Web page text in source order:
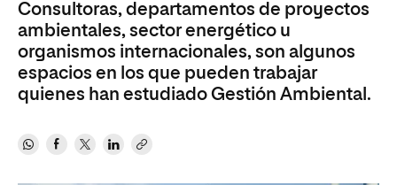
Consultoras, departamentos de proyectos
ambientales, sector energético u
organismos internacionales, son algunos
espacios en los que pueden trabajar
quienes han estudiado Gestión Ambiental.